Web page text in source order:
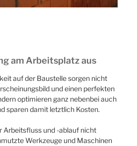
am Arbeitsplatz aus
auf der Baustelle sorgen nicht
und einen perfekten
optimieren ganz nebenbei auch
sparen damit letztlich Kosten.
Arbeitsfluss und -ablauf nicht
Werkzeuge und Maschinen